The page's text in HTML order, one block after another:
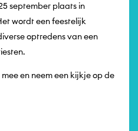
september plaats in
wordt een feestelijk
optredens van een
en neem een kijkje op de